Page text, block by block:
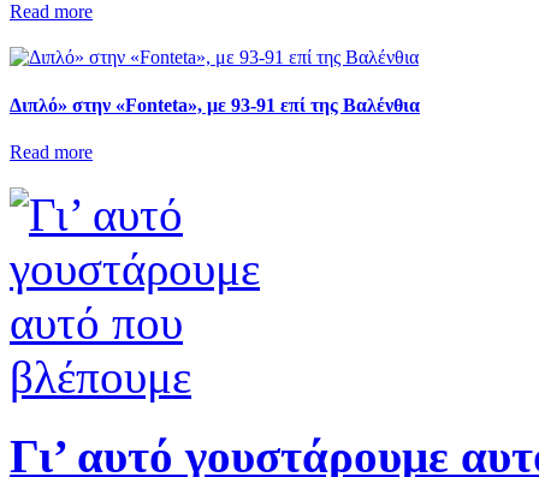
Read more
Διπλό» στην «Fonteta», με 93-91 επί της Βαλένθια
Read more
Γι’ αυτό γουστάρουμε